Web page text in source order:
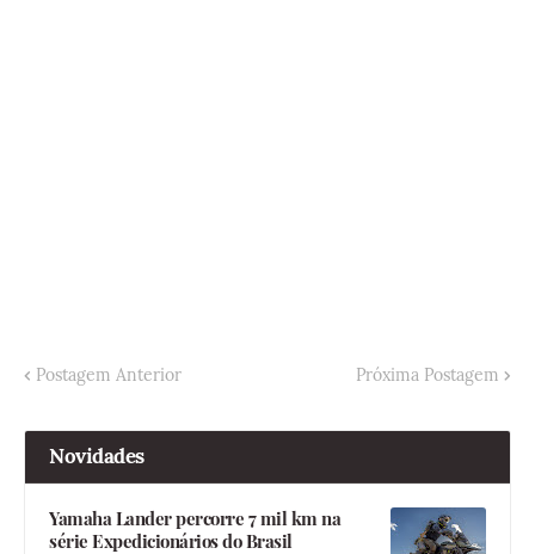
Postagem Anterior Próxima Postagem
Novidades
Yamaha Lander percorre 7 mil km na
série Expedicionários do Brasil